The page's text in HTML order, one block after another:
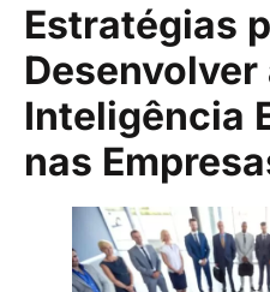
Estratégias
Desenvolver
Inteligência
nas